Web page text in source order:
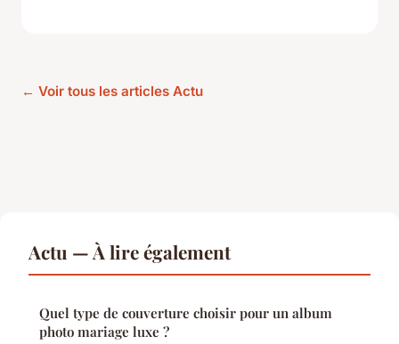
← Voir tous les articles Actu
Actu — À lire également
Quel type de couverture choisir pour un album
photo mariage luxe ?